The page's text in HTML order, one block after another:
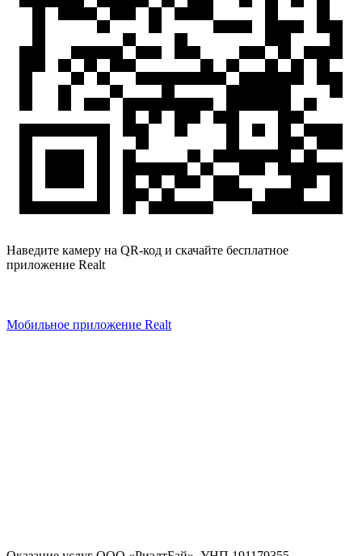
Наведите камеру на QR-код и скачайте бесплатное
приложение Realt
Мобильное приложение Realt